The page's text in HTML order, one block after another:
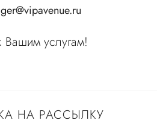
НА РАССЫЛКУ
Вашим услугам!